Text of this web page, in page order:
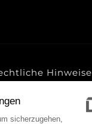
Hinweise
Cookies